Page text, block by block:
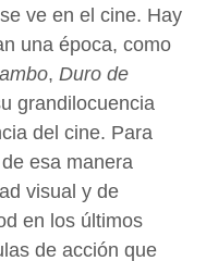
ve en el cine. Hay
una época, como
, Duro de
grandilocuencia
del cine. Para
esa manera
visual y de
en los últimos
de acción que